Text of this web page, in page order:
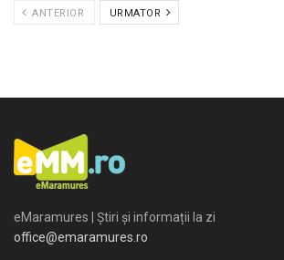
ANTERIOR URMATOR
eMaramures | Știri și informații la zi
office@emaramures.ro